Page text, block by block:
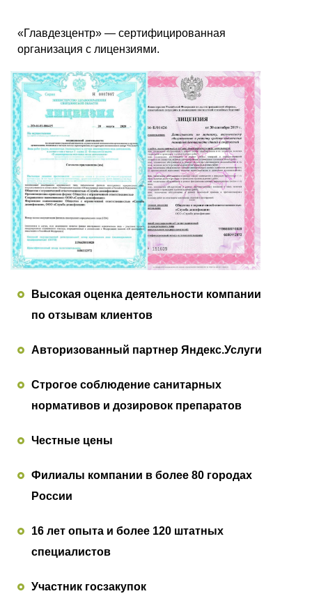
«Главдезцентр» — сертифицированная
организация с лицензиями.
Высокая оценка деятельности компании
по отзывам клиентов
Авторизованный партнер Яндекс.Услуги
Строгое соблюдение санитарных
нормативов и дозировок препаратов
Честные цены
Филиалы компании в более 80 городах
России
16 лет опыта и более 120 штатных
специалистов
Участник госзакупок